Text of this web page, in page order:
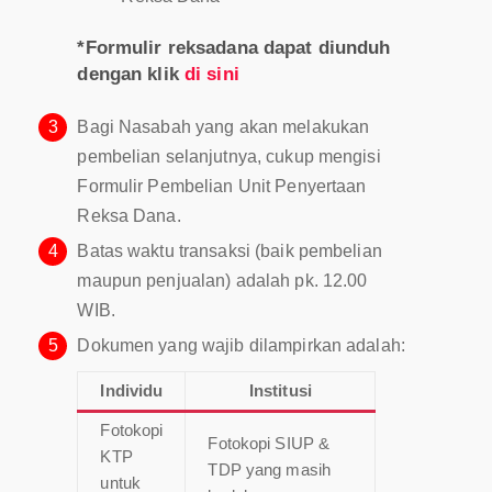
*Formulir reksadana dapat diunduh
dengan klik di sini
3
Bagi Nasabah yang akan melakukan
pembelian selanjutnya, cukup mengisi
Formulir Pembelian Unit Penyertaan
Reksa Dana.
4
Batas waktu transaksi (baik pembelian
maupun penjualan) adalah pk. 12.00
WIB.
5
Dokumen yang wajib dilampirkan adalah:
Individu Institusi
Fotokopi
KTP
untuk
Fotokopi SIUP &
TDP yang masih